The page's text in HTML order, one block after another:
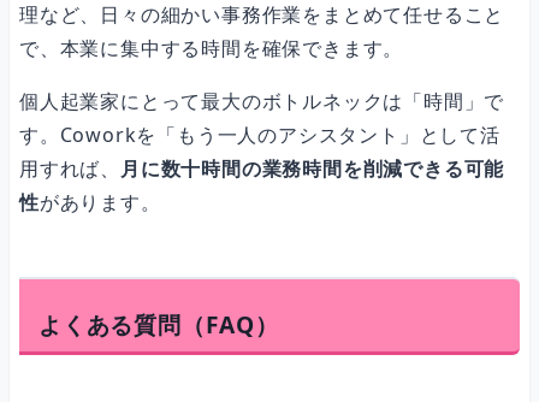
理など、日々の細かい事務作業をまとめて任せること
で、本業に集中する時間を確保できます。
個人起業家にとって最大のボトルネックは「時間」で
す。Coworkを「もう一人のアシスタント」として活
用すれば、 月に数十時間の業務時間を削減できる可能
性があります。
よくある質問（FAQ）